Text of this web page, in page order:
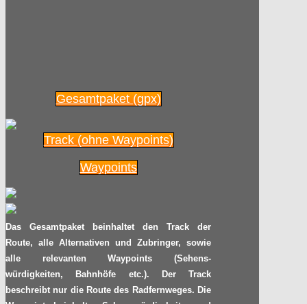
Ergebnisse des ADFC-Fahrradklima-
Tests 2014 veröffentlicht
Radpilot |Views35
Dreikönigstag auf Mallorca
von
30.12
2014
Auf den Spuren Theodor Fontanes:
Der Havelland-Radweg
Gesamtpaket (gpx)
Track (ohne Waypoints)
Waypoints
Das Gesamtpaket beinhaltet den Track der
Route, alle Alternativen und Zubringer, sowie
alle relevanten Waypoints (Sehens-
würdigkeiten, Bahnhöfe etc.). Der Track
beschreibt nur die Route des Radfernweges. Die